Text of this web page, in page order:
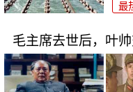
最
毛主席去世后，叶